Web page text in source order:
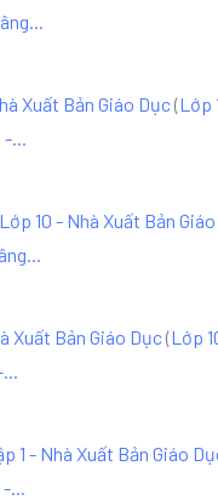
Xuất Bản Giáo Dục(Lớp
-...
10 - Nhà Xuất Bản
Xuất Bản Giáo Dục(Lớp
1 - Nhà Xuất Bản Giáo
-...